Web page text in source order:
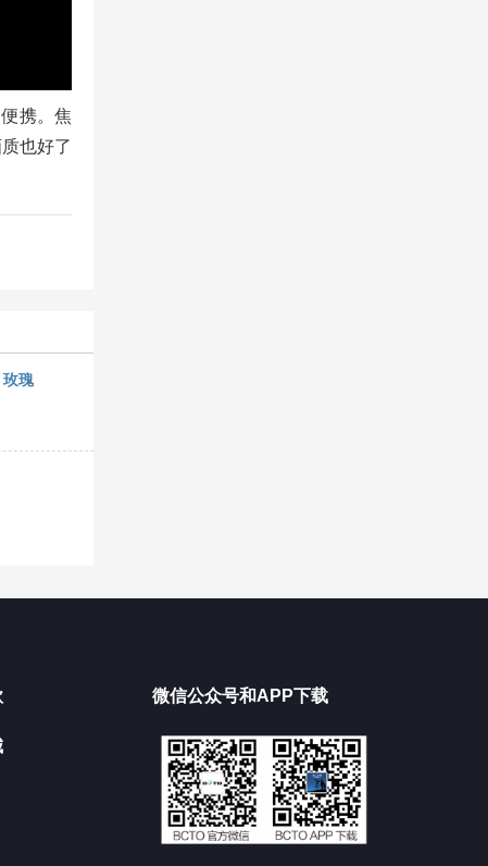
携。焦
也好了
瑰
微信公众号和APP下载